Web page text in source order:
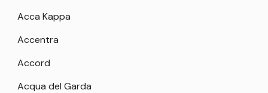
Acca Kappa
Accentra
Accord
Acqua del Garda